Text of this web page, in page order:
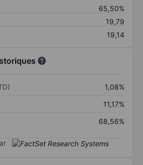
65,50%
19,79
19,14
1,08%
11,17%
68,56%